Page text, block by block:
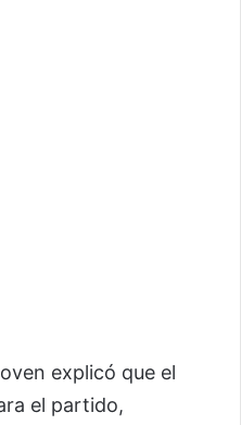
explicó que el
el partido,